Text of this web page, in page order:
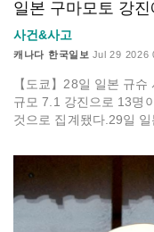
일본 구마모토 강
사건&사고
캐나다 한국일보 Jul 29 2026
【도쿄】28일 일본 규
규모 7.1 강진으로 13명
것으로 집계됐다.29일 일